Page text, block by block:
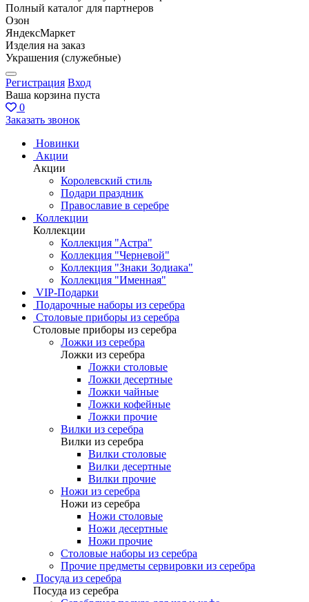
Полный каталог для партнеров
Озон
ЯндексМаркет
Изделия на заказ
Украшения (служебные)
Регистрация Вход
Ваша корзина пуста
0
Заказать звонок
Новинки
Акции
Акции
Королевский стиль
Подари праздник
Православие в серебре
Коллекции
Коллекции
Коллекция "Астра"
Коллекция "Черневой"
Коллекция "Знаки Зодиака"
Коллекция "Именная"
VIP-Подарки
Подарочные наборы из серебра
Столовые приборы из серебра
Столовые приборы из серебра
Ложки из серебра
Ложки из серебра
Ложки столовые
Ложки десертные
Ложки чайные
Ложки кофейные
Ложки прочие
Вилки из серебра
Вилки из серебра
Вилки столовые
Вилки десертные
Вилки прочие
Ножи из серебра
Ножи из серебра
Ножи столовые
Ножи десертные
Ножи прочие
Столовые наборы из серебра
Прочие предметы сервировки из серебра
Посуда из серебра
Посуда из серебра